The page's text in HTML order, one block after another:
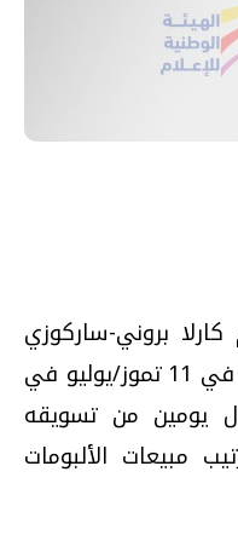
كارلا بروني-ساركوزي
"كأن شيئا لم يكن" الذي طرح في 11 تموز/يوليو في
يومين من تسويقه
مبيعات الألبومات